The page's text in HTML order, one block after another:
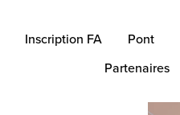
Inscription FA Pont
Partenaires